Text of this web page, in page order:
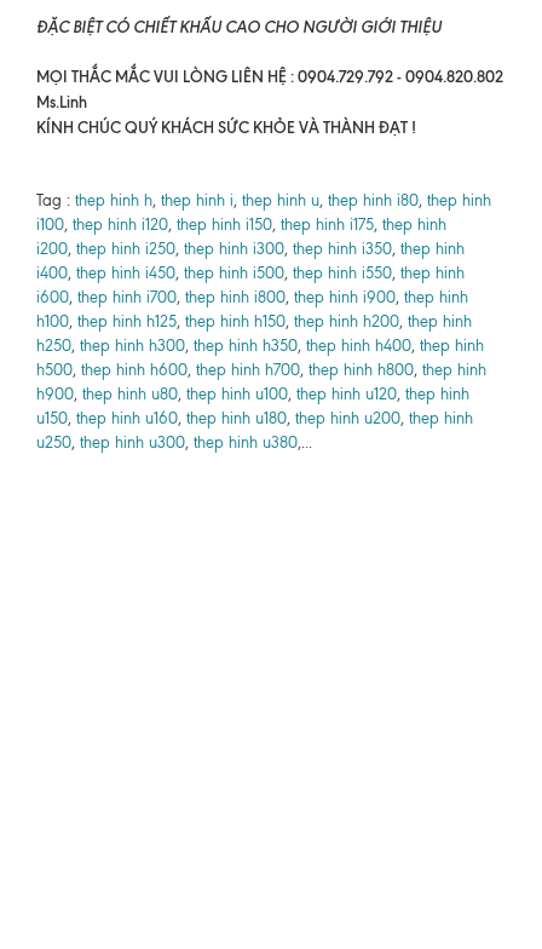
ĐẶC BIỆT CÓ CHIẾT KHẤU CAO CHO NGƯỜI GIỚI THIỆU
MỌI THẮC MẮC VUI LÒNG LIÊN HỆ : 0904.729.792 - 0904.820.802
Ms.Linh
KÍNH CHÚC QUÝ KHÁCH SỨC KHỎE VÀ THÀNH ĐẠT !
Tag : thep hinh h, thep hinh i, thep hinh u, thep hinh i80, thep hinh
i100, thep hinh i120, thep hinh i150, thep hinh i175, thep hinh
i200, thep hinh i250, thep hinh i300, thep hinh i350, thep hinh
i400, thep hinh i450, thep hinh i500, thep hinh i550, thep hinh
i600, thep hinh i700, thep hinh i800, thep hinh i900, thep hinh
h100, thep hinh h125, thep hinh h150, thep hinh h200, thep hinh
h250, thep hinh h300, thep hinh h350, thep hinh h400, thep hinh
h500, thep hinh h600, thep hinh h700, thep hinh h800, thep hinh
h900, thep hinh u80, thep hinh u100, thep hinh u120, thep hinh
u150, thep hinh u160, thep hinh u180, thep hinh u200, thep hinh
u250, thep hinh u300, thep hinh u380,...